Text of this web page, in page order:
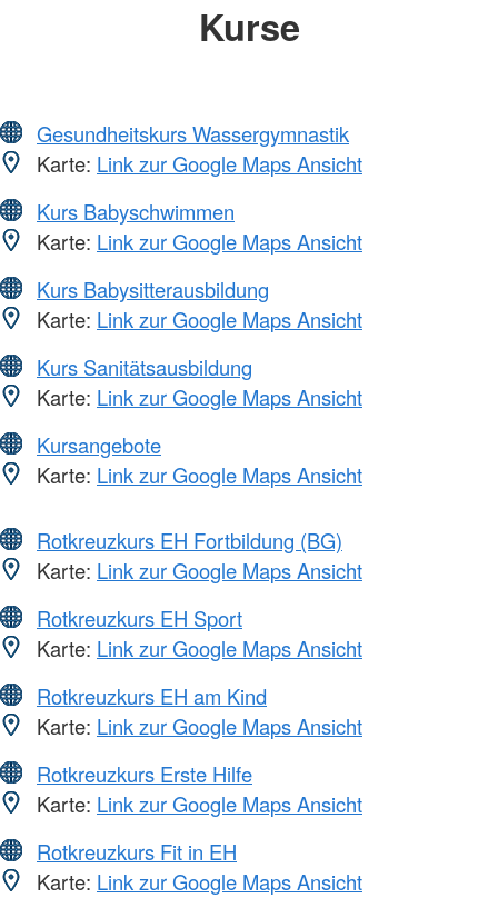
Kurse
Gesundheitskurs Wassergymnastik
Karte: Link zur Google Maps Ansicht
Kurs Babyschwimmen
Karte: Link zur Google Maps Ansicht
Kurs Babysitterausbildung
Karte: Link zur Google Maps Ansicht
Kurs Sanitätsausbildung
Karte: Link zur Google Maps Ansicht
Kursangebote
Karte: Link zur Google Maps Ansicht
Rotkreuzkurs EH Fortbildung (BG)
Karte: Link zur Google Maps Ansicht
Rotkreuzkurs EH Sport
Karte: Link zur Google Maps Ansicht
Rotkreuzkurs EH am Kind
Karte: Link zur Google Maps Ansicht
Rotkreuzkurs Erste Hilfe
Karte: Link zur Google Maps Ansicht
Rotkreuzkurs Fit in EH
Karte: Link zur Google Maps Ansicht